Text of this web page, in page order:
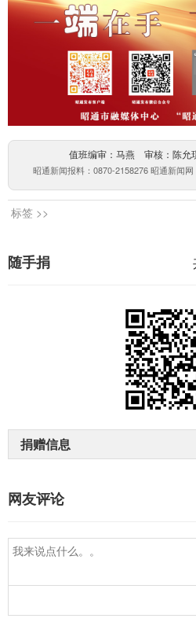
值班编审：马燕 审核：陈允
昭通新闻报料：0870-2158276 昭通新闻
标签 >>
随手捐
捐赠信息
网友评论